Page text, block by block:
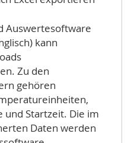
Auswertesoftware
kann
Zu den
gehören
Startzeit. Die im
Daten werden